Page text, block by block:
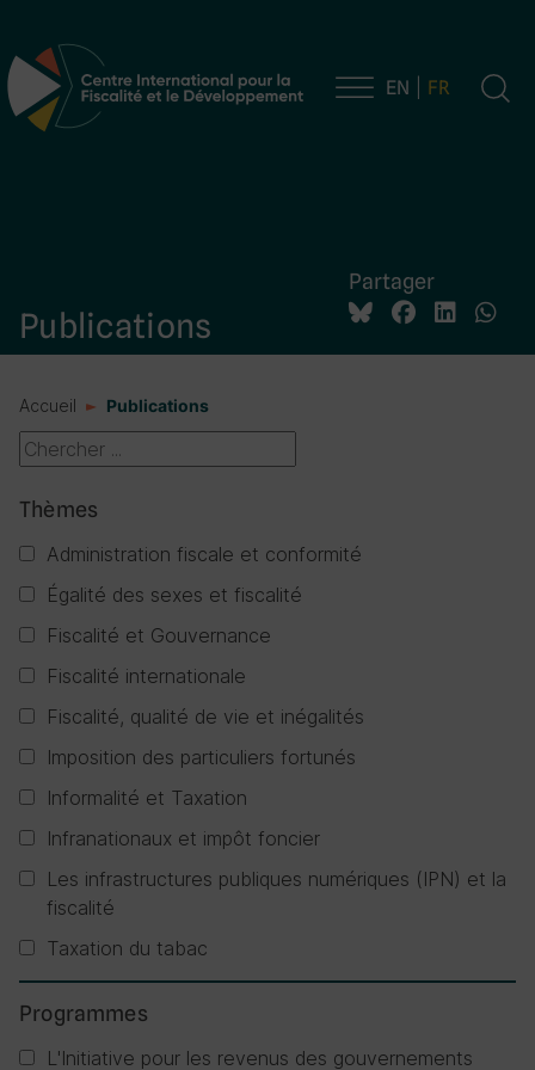
Navigation principale EN FR
Publications
Partager
Accueil Publications
Thèmes
Administration fiscale et conformité
Égalité des sexes et fiscalité
Fiscalité et Gouvernance
Fiscalité internationale
Fiscalité, qualité de vie et inégalités
Imposition des particuliers fortunés
Informalité et Taxation
Infranationaux et impôt foncier
Les infrastructures publiques numériques (IPN) et la
fiscalité
Taxation du tabac
Programmes
L'Initiative pour les revenus des gouvernements